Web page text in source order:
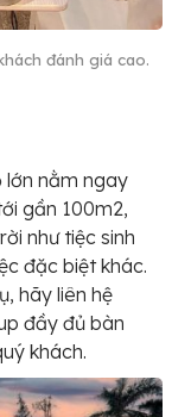
đánh giá cao.
lớn nằm ngay
gần 100m2,
như tiệc sinh
đặc biệt khác.
hãy liên hệ
đầy đủ bàn
khách.